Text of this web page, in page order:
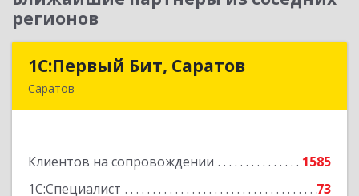
регионов
1С:Первый Бит, Саратов
Саратов
Клиентов на сопровождении
1585
1С:Специалист
73
1С:Первый Бит, Саратов
Подробнее